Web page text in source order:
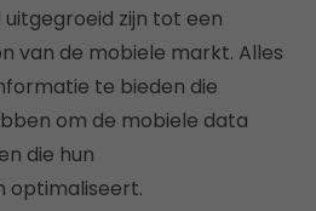
zijn tot een
van de mobiele markt. Alles
te bieden die
om de mobiele data
die hun
optimaliseert.